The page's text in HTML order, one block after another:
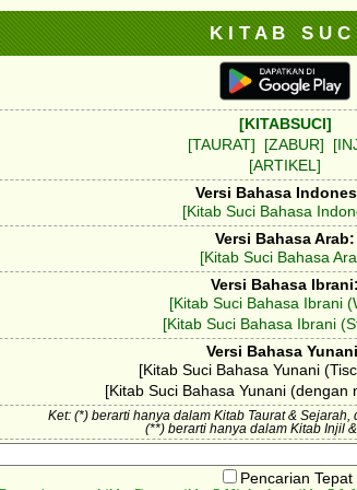
K I T A B S U C
[KITABSUCI]
[TAURAT]
[ZABUR]
[ARTIKEL]
Versi Bahasa
[Kitab Suci Bahasa
Versi Bahasa Arab:
[Kitab Suci Bahasa
Versi Bahasa Ibrani:
[Kitab Suci Bahasa Ibrani
[Kitab Suci Bahasa Ibrani
Versi Bahasa
[Kitab Suci Bahasa Yunani
[Kitab Suci Bahasa Yunani (dengan
Ket: (*) berarti hanya dalam Kitab Taurat &
(**) berarti hanya dalam Kitab Injil
Pencarian Tepat